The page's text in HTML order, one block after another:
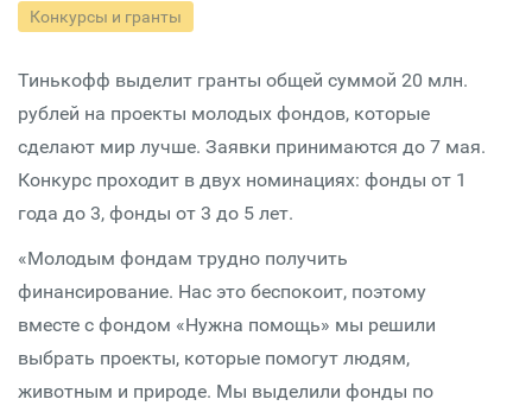
Конкурсы и гранты
Тинькофф выделит гранты общей суммой 20 млн.
рублей на проекты молодых фондов, которые
сделают мир лучше. Заявки принимаются до 7 мая.
Конкурс проходит в двух номинациях: фонды от 1
года до 3, фонды от 3 до 5 лет.
«Молодым фондам трудно получить
финансирование. Нас это беспокоит, поэтому
вместе с фондом «Нужна помощь» мы решили
выбрать проекты, которые помогут людям,
животным и природе. Мы выделили фонды по